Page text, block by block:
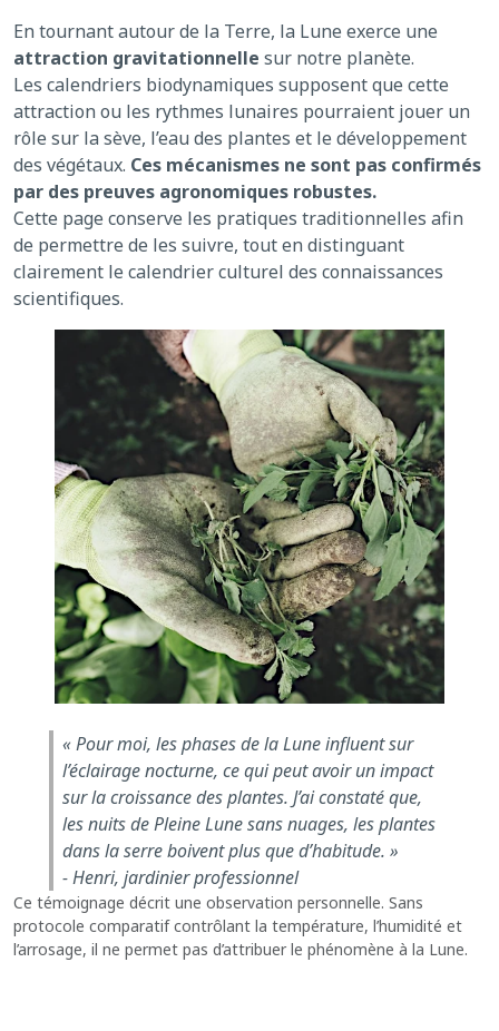
En tournant autour de la Terre, la Lune exerce une
attraction gravitationnelle sur notre planète.
Les calendriers biodynamiques supposent que cette
attraction ou les rythmes lunaires pourraient jouer un
rôle sur la sève, l’eau des plantes et le développement
des végétaux. Ces mécanismes ne sont pas confirmés
par des preuves agronomiques robustes.
Cette page conserve les pratiques traditionnelles afin
de permettre de les suivre, tout en distinguant
clairement le calendrier culturel des connaissances
scientifiques.
« Pour moi, les phases de la Lune influent sur
l’éclairage nocturne, ce qui peut avoir un impact
sur la croissance des plantes. J’ai constaté que,
les nuits de Pleine Lune sans nuages, les plantes
dans la serre boivent plus que d’habitude. »
- Henri, jardinier professionnel
Ce témoignage décrit une observation personnelle. Sans
protocole comparatif contrôlant la température, l’humidité et
l’arrosage, il ne permet pas d’attribuer le phénomène à la Lune.